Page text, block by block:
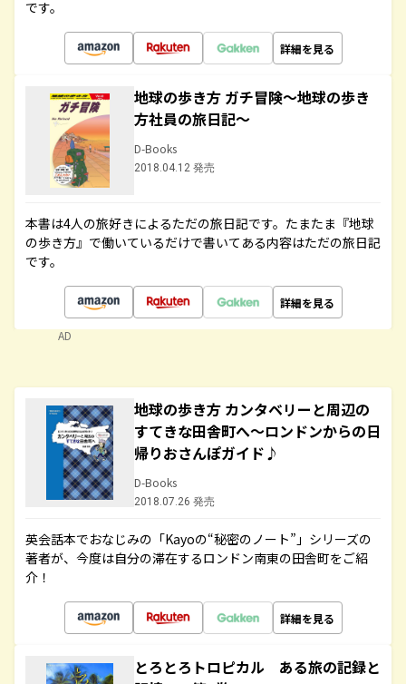
です。
詳細を見る
地球の歩き方 ガチ冒険～地球の歩き
方社員の旅日記～
D-Books
2018.04.12 発売
本書は4人の旅好きによるただの旅日記です。たまたま『地球
の歩き方』で働いているだけで書いてある内容はただの旅日記
です。
詳細を見る
AD
地球の歩き方 カンタベリーと周辺の
すてきな田舎町へ～ロンドンからの日
帰りおさんぽガイド♪
D-Books
2018.07.26 発売
英会話本でおなじみの「Kayoの“秘密のノート”」シリーズの
著者が、今度は自分の滞在するロンドン南東の田舎町をご紹
介！
詳細を見る
とろとろトロピカル ある旅の記録と